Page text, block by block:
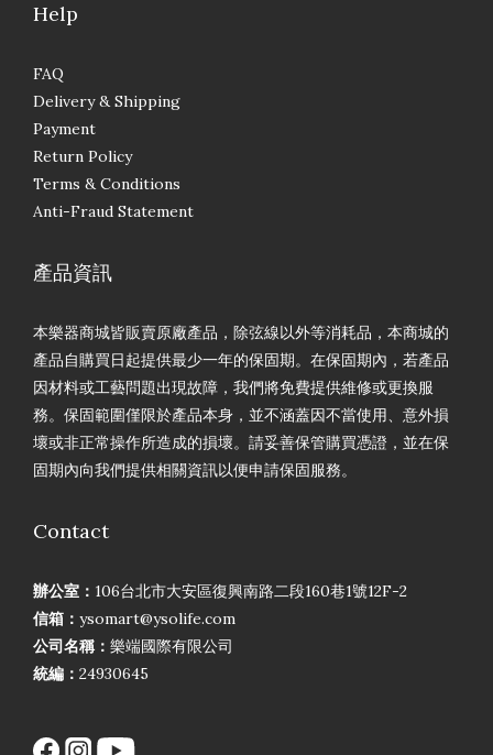
Help
FAQ
Delivery & Shipping
Payment
Return Policy
Terms & Conditions
Anti-Fraud Statement
產品資訊
本樂器商城皆販賣原廠產品，除弦線以外等消耗品，本商城的
產品自購買日起提供最少一年的保固期。在保固期內，若產品
因材料或工藝問題出現故障，我們將免費提供維修或更換服
務。保固範圍僅限於產品本身，並不涵蓋因不當使用、意外損
壞或非正常操作所造成的損壞。請妥善保管購買憑證，並在保
固期內向我們提供相關資訊以便申請保固服務。
Contact
辦公室： 106台北市大安區復興南路二段160巷1號12F-2
信箱： ysomart@ysolife.com
公司名稱： 樂端國際有限公司
統編： 24930645